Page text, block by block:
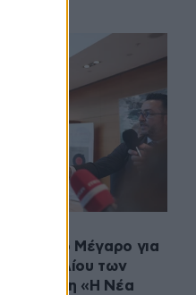
στο Μέγαρο για
του βιβλίου των
και Φίλη «Η Νέα